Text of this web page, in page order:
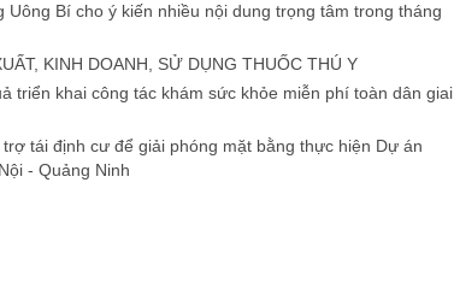
Bí cho ý kiến nhiều nội dung trọng tâm trong tháng
KINH DOANH, SỬ DỤNG THUỐC THÚ Y
triển khai công tác khám sức khỏe miễn phí toàn dân giai
tái định cư để giải phóng mặt bằng thực hiện Dự án
- Quảng Ninh